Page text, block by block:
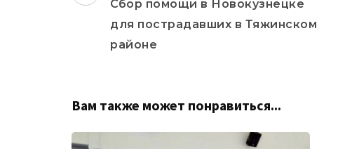
записям
Сбор помощи в Новокузнецке
для пострадавших в Тяжинском
районе
Вам также может понравиться...